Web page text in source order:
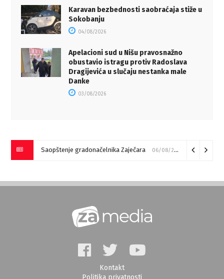
Karavan bezbednosti saobraćaja stiže u
Sokobanju
04/08/2026
Apelacioni sud u Nišu pravosnažno
obustavio istragu protiv Radoslava
Dragijevića u slučaju nestanka male
Danke
03/08/2026
Saopštenje gradonačelnika Zaječara 06/08/2026
Kontakt
Politika privatnosti